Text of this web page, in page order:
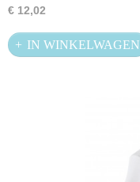
€ 12,02
IN WINKELWAGEN